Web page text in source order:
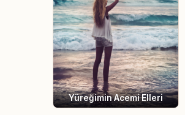
Yüreğimin Acemi Elleri